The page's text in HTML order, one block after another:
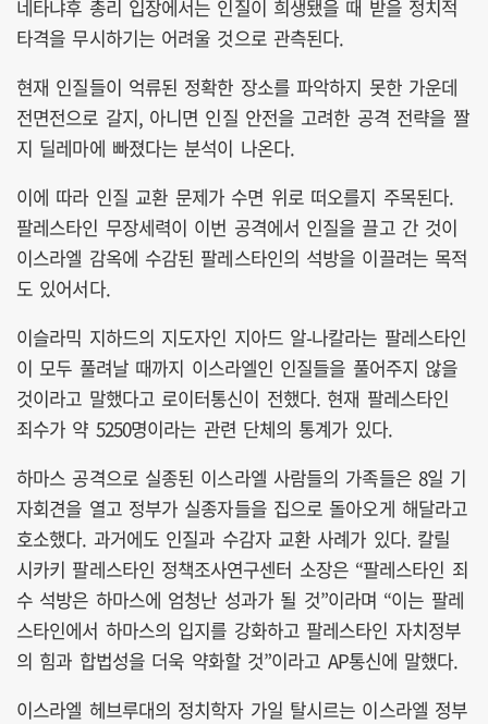
네타냐후 총리 입장에서는 인질이 희생됐을 때 받을 정치적
타격을 무시하기는 어려울 것으로 관측된다.
현재 인질들이 억류된 정확한 장소를 파악하지 못한 가운데
전면전으로 갈지, 아니면 인질 안전을 고려한 공격 전략을 짤
지 딜레마에 빠졌다는 분석이 나온다.
이에 따라 인질 교환 문제가 수면 위로 떠오를지 주목된다.
팔레스타인 무장세력이 이번 공격에서 인질을 끌고 간 것이
이스라엘 감옥에 수감된 팔레스타인의 석방을 이끌려는 목적
도 있어서다.
이슬라믹 지하드의 지도자인 지아드 알-나칼라는 팔레스타인
이 모두 풀려날 때까지 이스라엘인 인질들을 풀어주지 않을
것이라고 말했다고 로이터통신이 전했다. 현재 팔레스타인
죄수가 약 5250명이라는 관련 단체의 통계가 있다.
하마스 공격으로 실종된 이스라엘 사람들의 가족들은 8일 기
자회견을 열고 정부가 실종자들을 집으로 돌아오게 해달라고
호소했다. 과거에도 인질과 수감자 교환 사례가 있다. 칼릴
시카키 팔레스타인 정책조사연구센터 소장은 “팔레스타인 죄
수 석방은 하마스에 엄청난 성과가 될 것”이라며 “이는 팔레
스타인에서 하마스의 입지를 강화하고 팔레스타인 자치정부
의 힘과 합법성을 더욱 약화할 것”이라고 AP통신에 말했다.
이스라엘 헤브루대의 정치학자 가일 탈시르는 이스라엘 정부